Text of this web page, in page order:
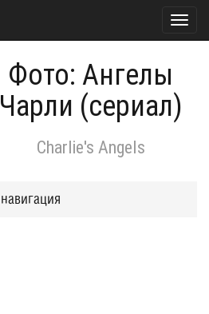
Фото: Ангелы
Чарли (сериал)
Charlie's Angels
навигация